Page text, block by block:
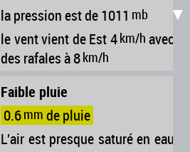
la pression est de 1011 mb
le vent vient de Est 4km/h avec
des rafales à 8km/h
Faible pluie
0.6mm de pluie
L'air est presque saturé en eau
▼